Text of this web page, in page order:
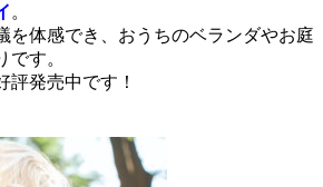
。
を体感でき、おうちのベランダやお庭
です。
評発売中です！